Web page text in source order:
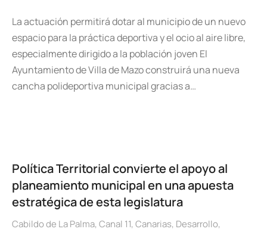
La actuación permitirá dotar al municipio de un nuevo
espacio para la práctica deportiva y el ocio al aire libre,
especialmente dirigido a la población joven El
Ayuntamiento de Villa de Mazo construirá una nueva
cancha polideportiva municipal gracias a…
Política Territorial convierte el apoyo al
planeamiento municipal en una apuesta
estratégica de esta legislatura
Cabildo de La Palma, Canal 11, Canarias, Desarrollo,